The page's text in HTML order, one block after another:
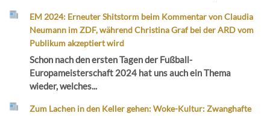
EM 2024: Erneuter Shitstorm beim Kommentar von Claudia
Neumann im ZDF, während Christina Graf bei der ARD vom
Publikum akzeptiert wird
Schon nach den ersten Tagen der Fußball-
Europameisterschaft 2024 hat uns auch ein Thema
wieder, welches...
Zum Lachen in den Keller gehen: Woke-Kultur: Zwanghafte